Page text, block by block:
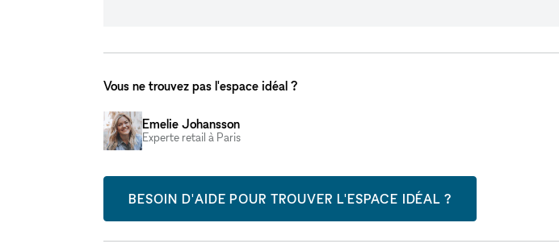
Vous ne trouvez pas l'espace idéal ?
Emelie Johansson
Experte retail à Paris
BESOIN D'AIDE POUR TROUVER L'ESPACE IDÉAL ?